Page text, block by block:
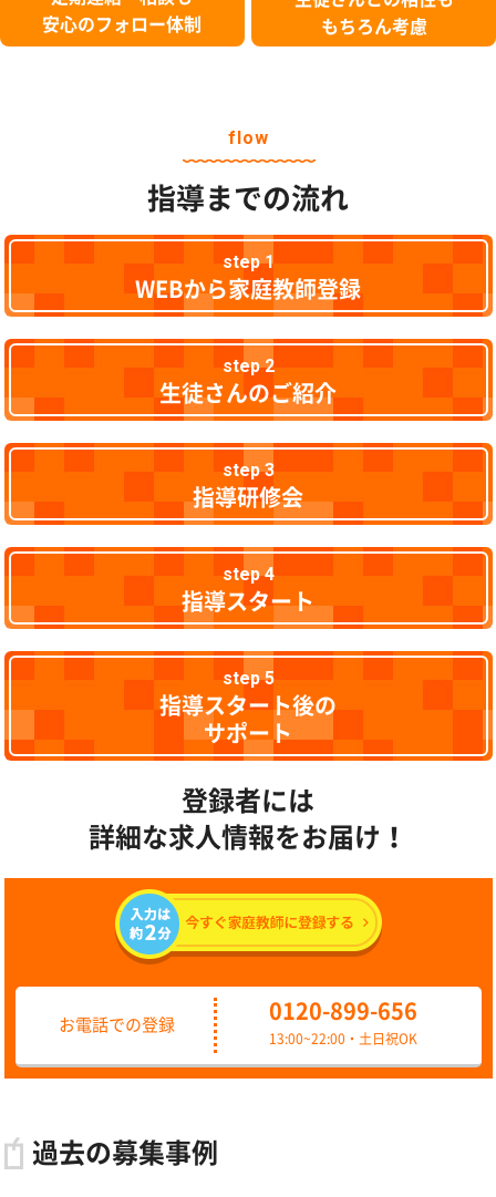
安心のフォロー体制
もちろん考慮
flow
指導までの流れ
step 1
WEBから家庭教師登録
step 2
生徒さんのご紹介
step 3
指導研修会
step 4
指導スタート
step 5
指導スタート後の
サポート
登録者には
詳細な求人情報をお届け！
お電話での登録
0120-899-656
13:00~22:00・土日祝OK
過去の募集事例